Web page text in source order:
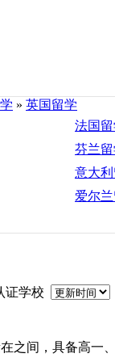
» 英国留学
法国
芬兰
意大
爱尔
证学校
之间，具备高一